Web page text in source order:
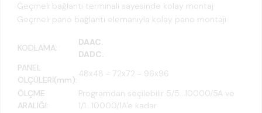
Geçmeli bağlantı terminali sayesinde kolay montaj
Geçmeli pano bağlantı elemanıyla kolay pano montajı
KODLAMA:
DAAC.
DADC.
PANEL
ÖLÇÜLERİ(mm):
48x48 - 72x72 - 96x96
ÖLÇME
ARALIĞI:
Programdan seçilebilir 5/5...10000/5A ve
1/1...10000/1A'e kadar